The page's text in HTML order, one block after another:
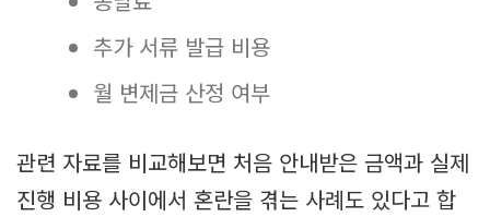
추가 서류 발급 비용
월 변제금 산정 여부
관련 자료를 비교해보면 처음 안내받은 금액과 실제
진행 비용 사이에서 혼란을 겪는 사례도 있다고 합